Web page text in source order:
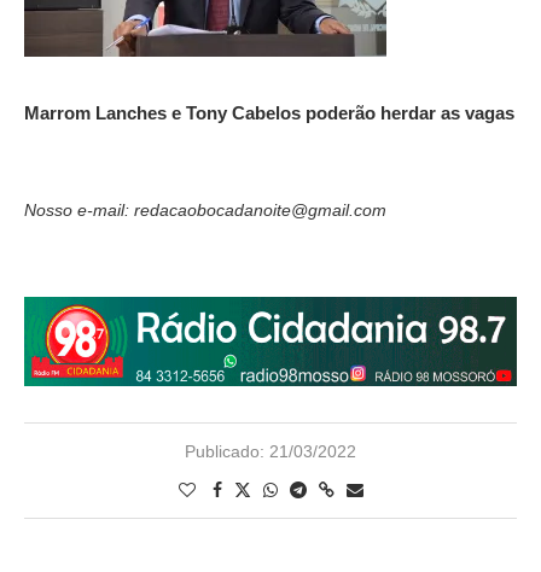
Marrom Lanches e Tony Cabelos poderão herdar as vagas
Nosso e-mail: redacaobocadanoite@gmail.com
Publicado: 21/03/2022